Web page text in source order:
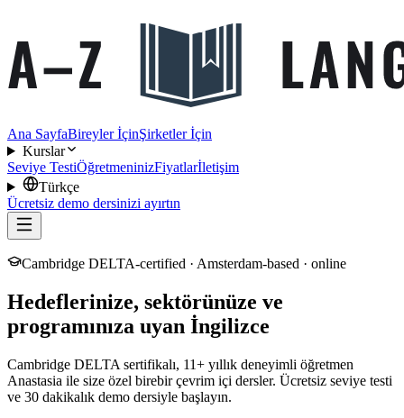
Ana SayfaBireyler İçinŞirketler İçin
Kurslar
Seviye TestiÖğretmeninizFiyatlarİletişim
Türkçe
Ücretsiz demo dersinizi ayırtın
Cambridge DELTA-certified · Amsterdam-based · online
Hedeflerinize, sektörünüze ve
programınıza uyan İngilizce
Cambridge DELTA sertifikalı, 11+ yıllık deneyimli öğretmen
Anastasia ile size özel birebir çevrim içi dersler. Ücretsiz seviye testi
ve 30 dakikalık demo dersiyle başlayın.